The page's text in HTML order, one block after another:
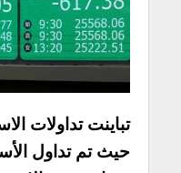
حيثتم تداول